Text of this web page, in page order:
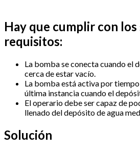
Hay que cumplir con
requisitos:
La bomba se conecta cuando el
cerca de estar vacío.
La bomba está activa por
última instancia cuando el
El operario debe ser capaz de
llenado del depósito de agua
Solución